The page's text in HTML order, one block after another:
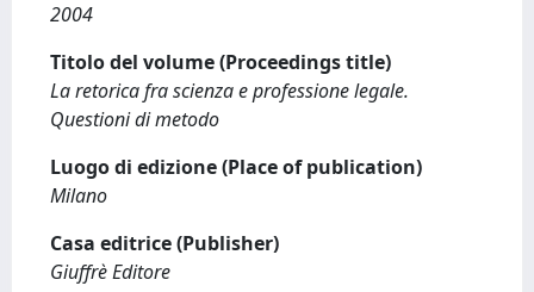
2004
Titolo del volume (Proceedings title)
La retorica fra scienza e professione legale.
Questioni di metodo
Luogo di edizione (Place of publication)
Milano
Casa editrice (Publisher)
Giuffrè Editore